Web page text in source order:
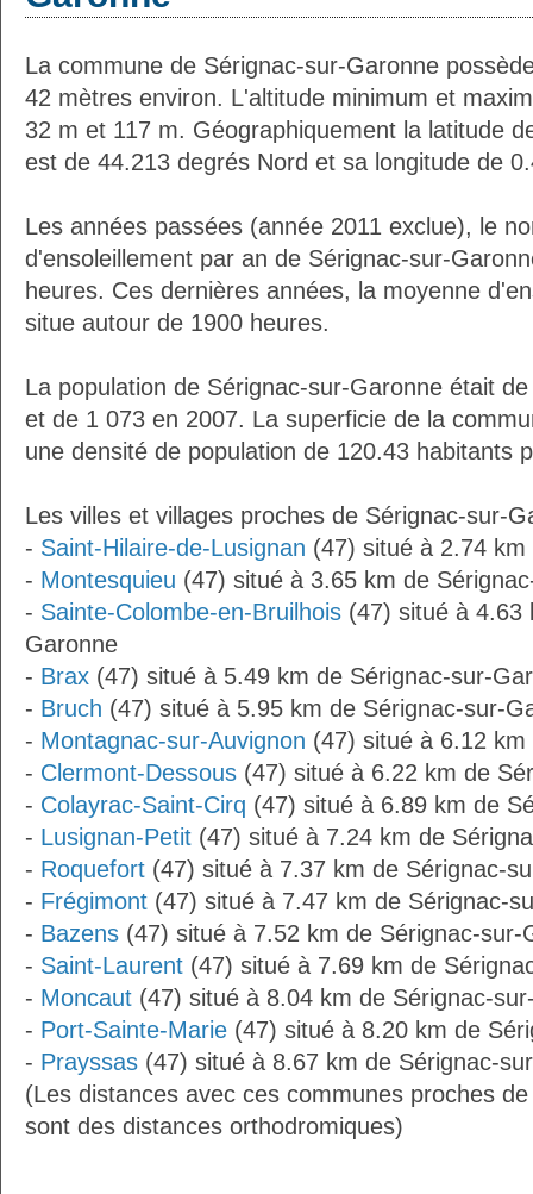
La commune de Sérignac-sur-Garonne
42 mètres environ. L'altitude minimum et
32 m et 117 m. Géographiquement la latitude
est de 44.213 degrés Nord et sa longitude de
Les années passées (année 2011 exclue), le
d'ensoleillement par an de Sérignac-sur-
heures. Ces dernières années, la moyenne
situe autour de 1900 heures.
La population de Sérignac-sur-Garonne était
et de 1 073 en 2007. La superficie de la
une densité de population de 120.43 habitants
Les villes et villages proches de Sérignac-sur-
- Saint-Hilaire-de-Lusignan (47) situé à 2.74
- Montesquieu (47) situé à 3.65 km de
- Sainte-Colombe-en-Bruilhois (47) situé à 4.63
Garonne
- Brax (47) situé à 5.49 km de Sérignac-sur-
- Bruch (47) situé à 5.95 km de Sérignac-sur-
- Montagnac-sur-Auvignon (47) situé à 6.12
- Clermont-Dessous (47) situé à 6.22 km de
- Colayrac-Saint-Cirq (47) situé à 6.89 km de
- Lusignan-Petit (47) situé à 7.24 km de
- Roquefort (47) situé à 7.37 km de Sérignac-
- Frégimont (47) situé à 7.47 km de Sérignac-
- Bazens (47) situé à 7.52 km de Sérignac-sur-
- Saint-Laurent (47) situé à 7.69 km de
- Moncaut (47) situé à 8.04 km de Sérignac-
- Port-Sainte-Marie (47) situé à 8.20 km de
- Prayssas (47) situé à 8.67 km de Sérignac-
(Les distances avec ces communes proches
sont des distances orthodromiques)